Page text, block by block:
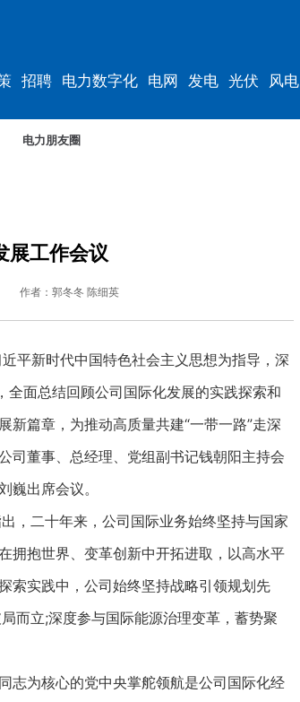
招聘 电力数字化 电网 发电 光伏 风电
电力朋友圈
展工作会议
作者：郭冬冬 陈细英
新时代中国特色社会主义思想为指导，深
全面总结回顾公司国际化发展的实践探索和
篇章，为推动高质量共建“一带一路”走深
司董事、总经理、党组副书记钱朝阳主持会
巍出席会议。
二十年来，公司国际业务始终坚持与国家
拥抱世界、变革创新中开拓进取，以高水平
索实践中，公司始终坚持战略引领规划先
而立;深度参与国际能源治理变革，蓄势聚
为核心的党中央掌舵领航是公司国际化经